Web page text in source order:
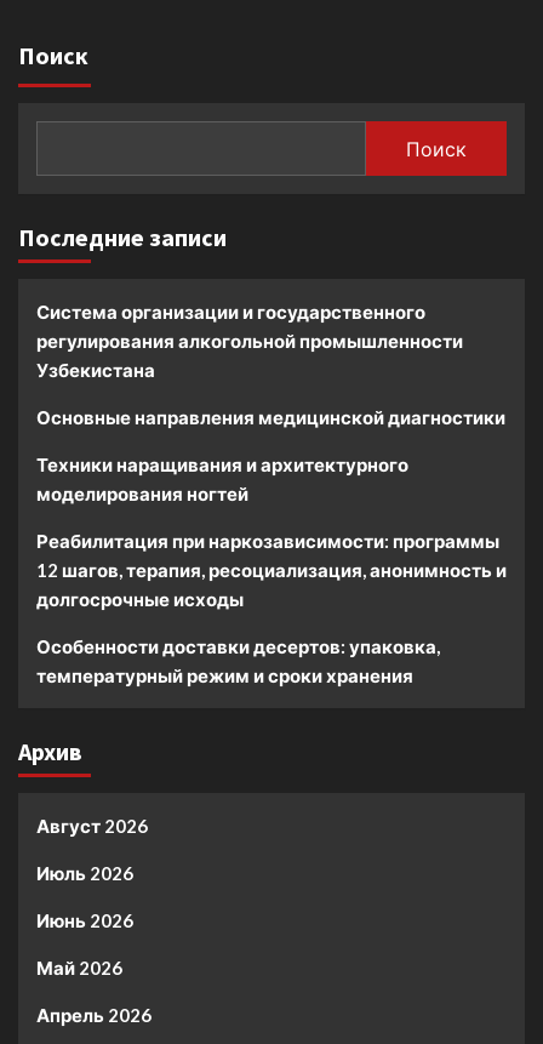
Поиск
Поиск
Последние записи
Система организации и государственного
регулирования алкогольной промышленности
Узбекистана
Основные направления медицинской диагностики
Техники наращивания и архитектурного
моделирования ногтей
Реабилитация при наркозависимости: программы
12 шагов, терапия, ресоциализация, анонимность и
долгосрочные исходы
Особенности доставки десертов: упаковка,
температурный режим и сроки хранения
Архив
Август 2026
Июль 2026
Июнь 2026
Май 2026
Апрель 2026